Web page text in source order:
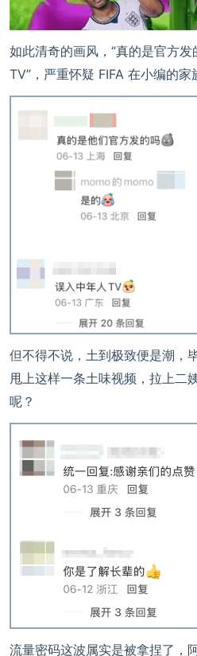
如此清奇的画风，“真的是官方发
TV”，严重怀疑 FIFA 在小编的家
但不得不说，土到极致便是潮，
甩上这样一条土味视频，拉上二
呢？
流量密码这波属实是被拿捏了，